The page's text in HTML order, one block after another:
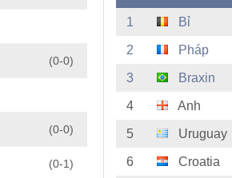
(0-0)
(0-0)
(0-1)
1 Bỉ
2 Pháp
3 Braxin
4 Anh
5 Uruguay
6 Croatia